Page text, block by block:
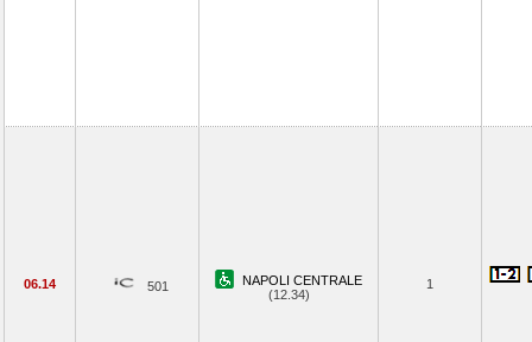
06.14 501
NAPOLI CENTRALE
(12.34)
1